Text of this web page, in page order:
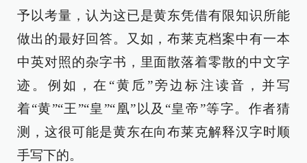
予以考量，认为这已是黄东凭借有限知识所能
做出的最好回答。又如，布莱克档案中有一本
中英对照的杂字书，里面散落着零散的中文字
迹。例如，在“黄卮”旁边标注读音，并写
着“黄”“王”“皇”“凰”以及“皇帝”等字。作者猜
测，这很可能是黄东在向布莱克解释汉字时顺
手写下的。